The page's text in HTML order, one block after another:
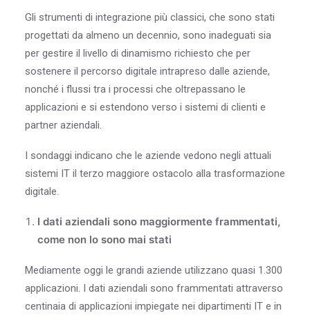
Gli strumenti di integrazione più classici, che sono stati
progettati da almeno un decennio, sono inadeguati sia
per gestire il livello di dinamismo richiesto che per
sostenere il percorso digitale intrapreso dalle aziende,
nonché i flussi tra i processi che oltrepassano le
applicazioni e si estendono verso i sistemi di clienti e
partner aziendali.
I sondaggi indicano che le aziende vedono negli attuali
sistemi IT il terzo maggiore ostacolo alla trasformazione
digitale.
I dati aziendali sono maggiormente frammentati,
come non lo sono mai stati
Mediamente oggi le grandi aziende utilizzano quasi 1.300
applicazioni. I dati aziendali sono frammentati attraverso
centinaia di applicazioni impiegate nei dipartimenti IT e in